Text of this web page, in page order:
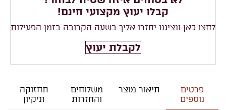
קבלו יעוץ מקצועי חינם!
לחצו כאן ונציגנו יחזרו אליך בשעה הקרובה בזמן הפעילות
לקבלת יעוץ
פרטים
נוספים
תיאור מוצר
משלוחים
והחזרות
תחזוקה
וניקיון